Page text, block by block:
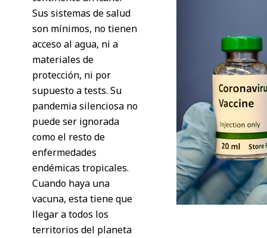
Sus sistemas de salud
son mínimos, no tienen
acceso al agua, ni a
materiales de
protección, ni por
supuesto a tests. Su
pandemia silenciosa no
puede ser ignorada
como el resto de
enfermedades
endémicas tropicales.
Cuando haya una
vacuna, esta tiene que
llegar a todos los
territorios del planeta